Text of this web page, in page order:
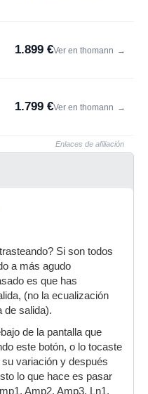
1.899 €Ver en thomann →
1.799 €Ver en thomann →
Enlaces de afiliación
Si son todos
a más agudo
es que has
(no la ecualización
de salida).
de la pantalla que
este botón, o lo tocaste
variación y después
lo que hace es pasar
Amp2, Amp3, Ln1,